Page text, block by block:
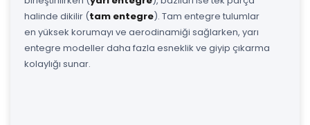
halinde dikilir (tam entegre). Tam entegre tulumlar
en yüksek korumayı ve aerodinamiği sağlarken, yarı
entegre modeller daha fazla esneklik ve giyip çıkarma
kolaylığı sunar.